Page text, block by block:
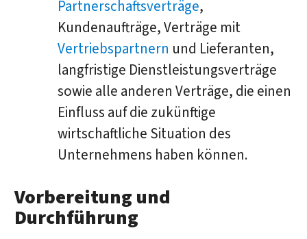
Partnerschaftsverträge,
Kundenaufträge, Verträge mit
Vertriebspartnern und Lieferanten,
langfristige Dienstleistungsverträge
sowie alle anderen Verträge, die einen
Einfluss auf die zukünftige
wirtschaftliche Situation des
Unternehmens haben können.
Vorbereitung und
Durchführung